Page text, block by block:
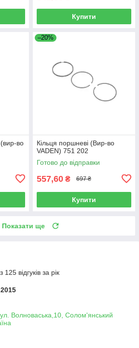
Купити
во
–20%
Кільця поршневі (Вир-во
VADEN) 751 202
Готово до відправки
557,60 ₴ 697 ₴
Купити
Показати ще
відгуків за рік
Волноваська,10, Солом'янський